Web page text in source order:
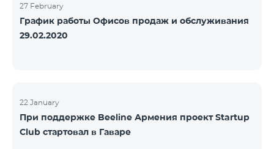
27 February
График работы Офисов продаж и обслуживания
29.02.2020
22 January
При поддержке Beeline Армения проект Startup
Club стартовал в Гаваре